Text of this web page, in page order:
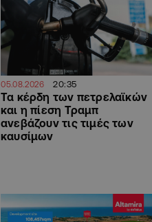
05.08.2026 20:35
Τα κέρδη των πετρελαϊκών
και η πίεση Τραμπ
ανεβάζουν τις τιμές των
καυσίμων